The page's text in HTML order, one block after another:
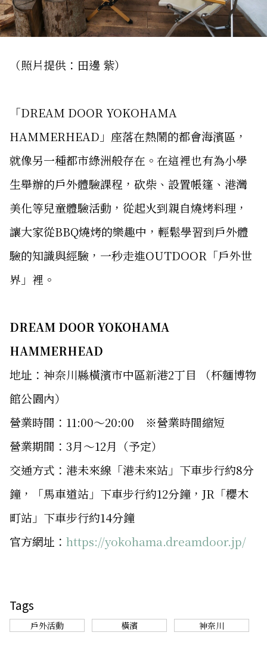
（照片提供：田邊 紫）
「DREAM DOOR YOKOHAMA
HAMMERHEAD」座落在熱鬧的都會海濱區，
就像另一種都市綠洲般存在。在這裡也有為小學
生舉辦的戶外體驗課程，砍柴、設置帳篷、港灣
美化等兒童體驗活動，從起火到親自燒烤料理，
讓大家從BBQ燒烤的樂趣中，輕鬆學習到戶外體
驗的知識與經驗，一秒走進OUTDOOR「戶外世
界」裡。
DREAM DOOR YOKOHAMA
HAMMERHEAD
地址：神奈川縣橫濱市中區新港2丁目 （杯麵博物
館公園內）
營業時間：11:00～20:00 ※營業時間縮短
營業期間：3月～12月（予定）
交通方式：港未來線「港未來站」下車步行約8分
鐘，「馬車道站」下車步行約12分鐘，JR「櫻木
町站」下車步行約14分鐘
官方網址： https://yokohama.dreamdoor.jp/
Tags
戶外活動 橫濱 神奈川